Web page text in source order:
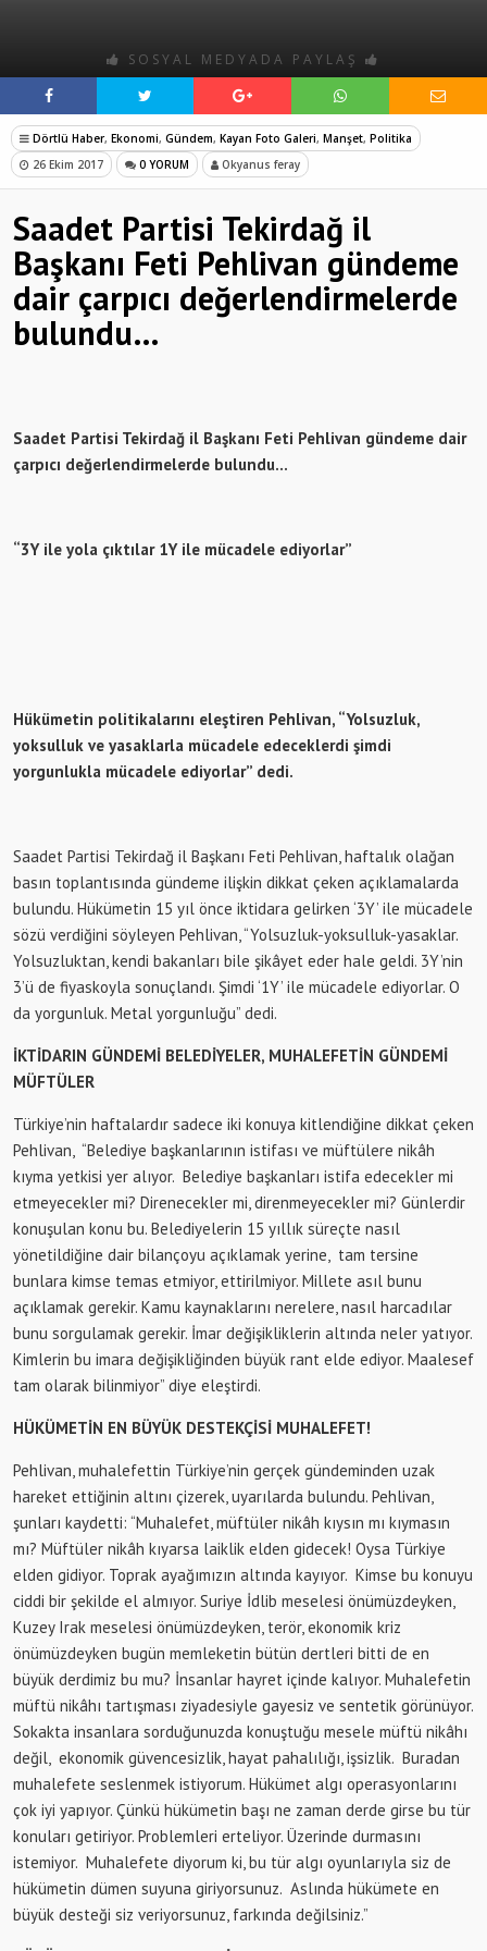
SOSYAL MEDYADA PAYLAŞ
Dörtlü Haber, Ekonomi, Gündem, Kayan Foto Galeri, Manşet, Politika
26 Ekim 2017
0 YORUM Okyanus feray
Saadet Partisi Tekirdağ il
Başkanı Feti Pehlivan gündeme
dair çarpıcı değerlendirmelerde
bulundu…
Saadet Partisi Tekirdağ il Başkanı Feti Pehlivan gündeme dair
çarpıcı değerlendirmelerde bulundu…
“3Y ile yola çıktılar 1Y ile mücadele ediyorlar”
Hükümetin politikalarını eleştiren Pehlivan, “Yolsuzluk,
yoksulluk ve yasaklarla mücadele edeceklerdi şimdi
yorgunlukla mücadele ediyorlar” dedi.
Saadet Partisi Tekirdağ il Başkanı Feti Pehlivan, haftalık olağan
basın toplantısında gündeme ilişkin dikkat çeken açıklamalarda
bulundu. Hükümetin 15 yıl önce iktidara gelirken ‘3Y’ ile mücadele
sözü verdiğini söyleyen Pehlivan, “Yolsuzluk-yoksulluk-yasaklar.
Yolsuzluktan, kendi bakanları bile şikâyet eder hale geldi. 3Y’nin
3’ü de fiyaskoyla sonuçlandı. Şimdi ‘1Y’ ile mücadele ediyorlar. O
da yorgunluk. Metal yorgunluğu” dedi.
İKTİDARIN GÜNDEMİ BELEDİYELER, MUHALEFETİN GÜNDEMİ
MÜFTÜLER
Türkiye’nin haftalardır sadece iki konuya kitlendiğine dikkat çeken
Pehlivan, “Belediye başkanlarının istifası ve müftülere nikâh
kıyma yetkisi yer alıyor. Belediye başkanları istifa edecekler mi
etmeyecekler mi? Direnecekler mi, direnmeyecekler mi? Günlerdir
konuşulan konu bu. Belediyelerin 15 yıllık süreçte nasıl
yönetildiğine dair bilançoyu açıklamak yerine, tam tersine
bunlara kimse temas etmiyor, ettirilmiyor. Millete asıl bunu
açıklamak gerekir. Kamu kaynaklarını nerelere, nasıl harcadılar
bunu sorgulamak gerekir. İmar değişikliklerin altında neler yatıyor.
Kimlerin bu imara değişikliğinden büyük rant elde ediyor. Maalesef
tam olarak bilinmiyor” diye eleştirdi.
HÜKÜMETİN EN BÜYÜK DESTEKÇİSİ MUHALEFET!
Pehlivan, muhalefettin Türkiye’nin gerçek gündeminden uzak
hareket ettiğinin altını çizerek, uyarılarda bulundu. Pehlivan,
şunları kaydetti: “Muhalefet, müftüler nikâh kıysın mı kıymasın
mı? Müftüler nikâh kıyarsa laiklik elden gidecek! Oysa Türkiye
elden gidiyor. Toprak ayağımızın altında kayıyor. Kimse bu konuyu
ciddi bir şekilde el almıyor. Suriye İdlib meselesi önümüzdeyken,
Kuzey Irak meselesi önümüzdeyken, terör, ekonomik kriz
önümüzdeyken bugün memleketin bütün dertleri bitti de en
büyük derdimiz bu mu? İnsanlar hayret içinde kalıyor. Muhalefetin
müftü nikâhı tartışması ziyadesiyle gayesiz ve sentetik görünüyor.
Sokakta insanlara sorduğunuzda konuştuğu mesele müftü nikâhı
değil, ekonomik güvencesizlik, hayat pahalılığı, işsizlik. Buradan
muhalefete seslenmek istiyorum. Hükümet algı operasyonlarını
çok iyi yapıyor. Çünkü hükümetin başı ne zaman derde girse bu tür
konuları getiriyor. Problemleri erteliyor. Üzerinde durmasını
istemiyor. Muhalefete diyorum ki, bu tür algı oyunlarıyla siz de
hükümetin dümen suyuna giriyorsunuz. Aslında hükümete en
büyük desteği siz veriyorsunuz, farkında değilsiniz.”